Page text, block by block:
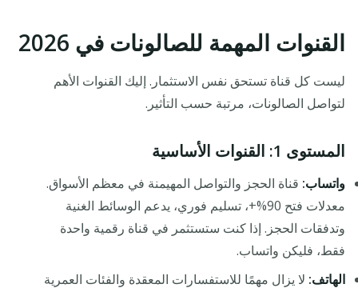
القنوات المهمة للصالونات في 2026
ليست كل قناة تستحق نفس الاستثمار. إليك القنوات الأهم
لتواصل الصالونات، مرتبة حسب التأثير.
المستوى 1: القنوات الأساسية
واتساب: قناة الحجز والتواصل المهيمنة في معظم الأسواق.
معدلات فتح 90%+، تسليم فوري، يدعم الوسائط الغنية
وتدفقات الحجز. إذا كنت ستستثمر في قناة رقمية واحدة
فقط، فليكن واتساب.
الهاتف: لا يزال مهمًا للاستفسارات المعقدة والفئات العمرية